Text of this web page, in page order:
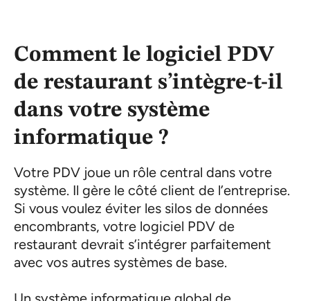
Comment le logiciel PDV
de restaurant s’intègre-t-il
dans votre système
informatique ?
Votre PDV joue un rôle central dans votre
système. Il gère le côté client de l’entreprise.
Si vous voulez éviter les silos de données
encombrants, votre logiciel PDV de
restaurant devrait s’intégrer parfaitement
avec vos autres systèmes de base.